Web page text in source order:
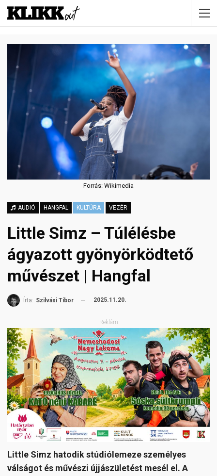
Forrás: Wikimedia
AUDIÓ HANGFAL KULTÚRA VEZÉR
Little Simz – Túlélésbe
ágyazott gyönyörködtető
művészet | Hangfal
Írta: Szilvási Tibor 2025.11.20.
Reklám
Little Simz hatodik stúdiólemeze személyes
válságot és művészi újjászületést mesél el. A